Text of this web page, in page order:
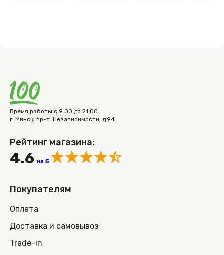
Время работы с 9:00 до 21:00
г. Минск, пр-т. Независимости, д.94
Рейтинг магазина:
4.6 из 5
Покупателям
Оплата
Доставка и самовывоз
Trade-in